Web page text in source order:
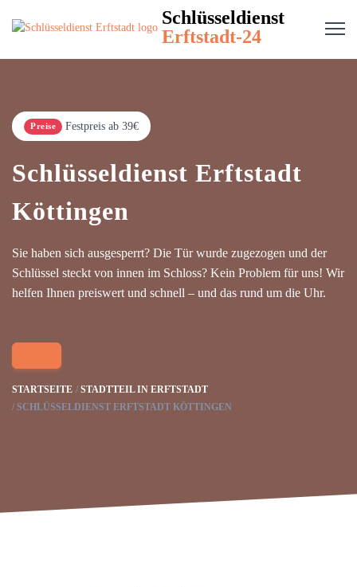
Schlüsseldienst
Erftstadt-24
Preise Festpreis ab 39€
Schlüsseldienst Erftstadt
Köttingen
Sie haben sich ausgesperrt? Die Tür wurde zugezogen und der
Schlüssel steckt von innen im Schloss? Kein Problem für uns! Wir
helfen Ihnen preiswert und schnell – und das rund um die Uhr.
STARTSEITE
STADTTEIL IN ERFTSTADT
SCHLÜSSELDIENST ERFTSTADT KÖTTINGEN